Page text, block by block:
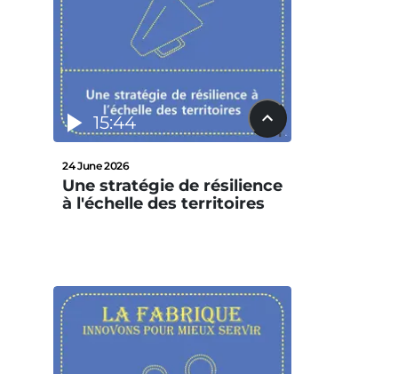
15:44
24 June 2026
Une stratégie de résilience
à l'échelle des territoires